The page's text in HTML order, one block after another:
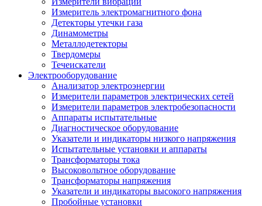
Измеритель электромагнитного фона
Детекторы утечки газа
Динамометры
Металлодетекторы
Твердомеры
Течеискатели
Электрооборудование
Анализатор электроэнергии
Измерители параметров электрических сетей
Измерители параметров электробезопасности
Аппараты испытательные
Диагностическое оборудование
Указатели и индикаторы низкого напряжения
Испытательные установки и аппараты
Трансформаторы тока
Высоковольтное оборудование
Трансформаторы напряжения
Указатели и индикаторы высокого напряжения
Пробойные установки